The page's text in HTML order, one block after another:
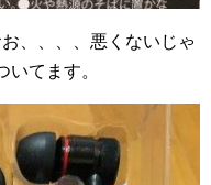
、、、、悪くないじゃ
てます。